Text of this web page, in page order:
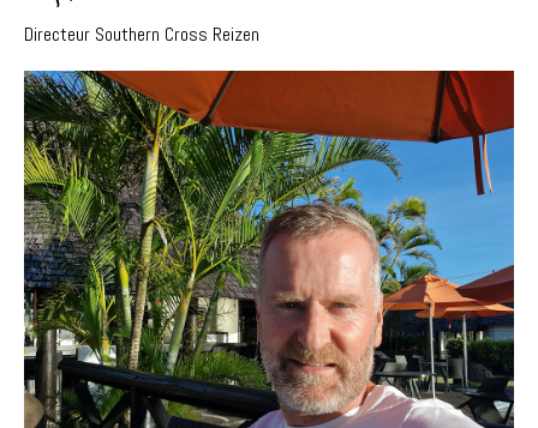
Directeur Southern Cross Reizen